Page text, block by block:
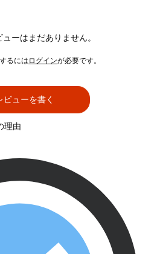
ーはまだありません。
るには ログインが必要です。
ビューを書く
理由